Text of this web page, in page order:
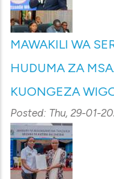
MAWAKILI WA
HUDUMA ZA
KUONGEZA
Posted: Thu, 29-01-